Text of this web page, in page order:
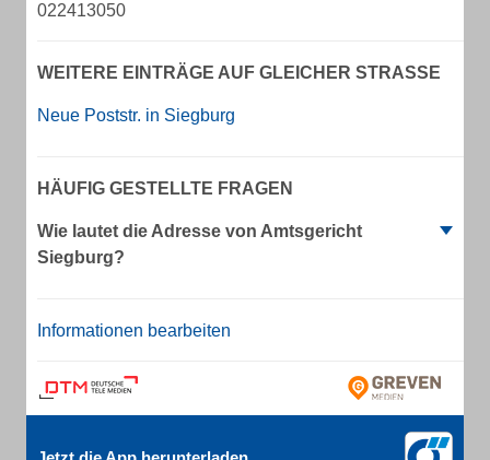
022413050
WEITERE EINTRÄGE AUF GLEICHER STRASSE
Neue Poststr. in Siegburg
HÄUFIG GESTELLTE FRAGEN
Wie lautet die Adresse von Amtsgericht
Siegburg?
Informationen bearbeiten